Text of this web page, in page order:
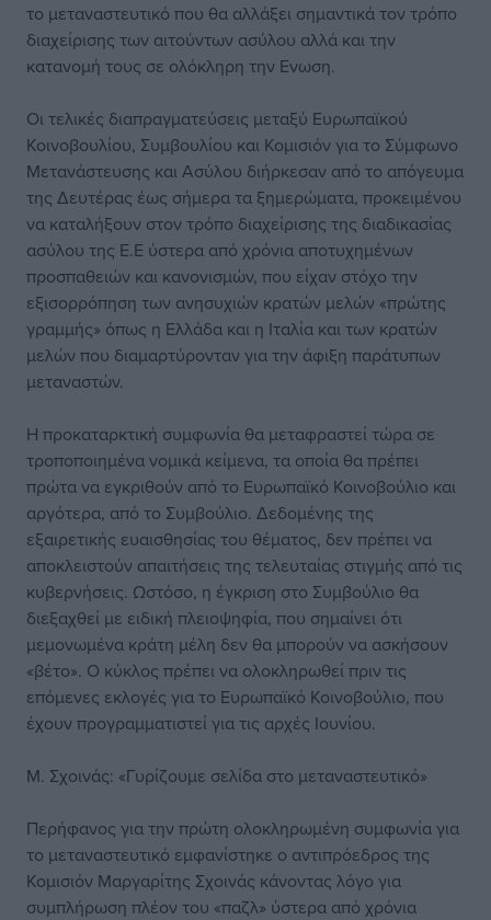
το μεταναστευτικό που θα αλλάξει σημαντικά τον τρόπο
διαχείρισης των αιτούντων ασύλου αλλά και την
κατανομή τους σε ολόκληρη την Ενωση.
Οι τελικές διαπραγματεύσεις μεταξύ Ευρωπαϊκού
Κοινοβουλίου, Συμβουλίου και Κομισιόν για το Σύμφωνο
Μετανάστευσης και Ασύλου διήρκεσαν από το απόγευμα
της Δευτέρας έως σήμερα τα ξημερώματα, προκειμένου
να καταλήξουν στον τρόπο διαχείρισης της διαδικασίας
ασύλου της Ε.Ε ύστερα από χρόνια αποτυχημένων
προσπαθειών και κανονισμών, που είχαν στόχο την
εξισορρόπηση των ανησυχιών κρατών μελών «πρώτης
γραμμής» όπως η Ελλάδα και η Ιταλία και των κρατών
μελών που διαμαρτύρονταν για την άφιξη παράτυπων
μεταναστών.
Η προκαταρκτική συμφωνία θα μεταφραστεί τώρα σε
τροποποιημένα νομικά κείμενα, τα οποία θα πρέπει
πρώτα να εγκριθούν από το Ευρωπαϊκό Κοινοβούλιο και
αργότερα, από το Συμβούλιο. Δεδομένης της
εξαιρετικής ευαισθησίας του θέματος, δεν πρέπει να
αποκλειστούν απαιτήσεις της τελευταίας στιγμής από τις
κυβερνήσεις. Ωστόσο, η έγκριση στο Συμβούλιο θα
διεξαχθεί με ειδική πλειοψηφία, που σημαίνει ότι
μεμονωμένα κράτη μέλη δεν θα μπορούν να ασκήσουν
«βέτο». Ο κύκλος πρέπει να ολοκληρωθεί πριν τις
επόμενες εκλογές για το Ευρωπαϊκό Κοινοβούλιο, που
έχουν προγραμματιστεί για τις αρχές Ιουνίου.
Μ. Σχοινάς: «Γυρίζουμε σελίδα στο μεταναστευτικό»
Περήφανος για την πρώτη ολοκληρωμένη συμφωνία για
το μεταναστευτικό εμφανίστηκε ο αντιπρόεδρος της
Κομισιόν Μαργαρίτης Σχοινάς κάνοντας λόγο για
συμπλήρωση πλέον του «παζλ» ύστερα από χρόνια